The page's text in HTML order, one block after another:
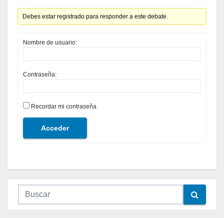
Debes estar registrado para responder a este debate.
Nombre de usuario:
Contraseña:
Recordar mi contraseña
Acceder